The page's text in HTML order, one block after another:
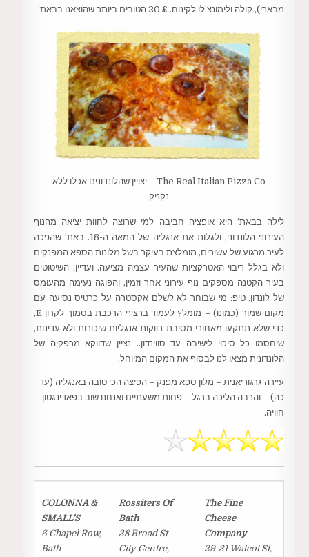
מבארי), קולה ולימונצ’לו לקינוח. £ 20 הטובים ביותר שהוצאנו בבאת’.
The Real Italian Pizza Co – יצויין שהלונדונים אכלו ללא
נקניק
לילה בבאת’ היא אופציה חביבה למי שרוצה לחוות יציאה מהנוף
העירוני הלונדוני, ולגלות את אנגליה של המאה ה-18. באת’ שהפכה
לעיר מרגוע של עשירים, מומלצת בעיקר בשל מלונות הספא המפנקים
ולא בגלל ריבוי האטרקציות שהעיר עצמה מציעה. ועדיין, השיטוטים
בעיר הקטנה מספקים נוף עירוני אחר וזמין, והפוגה נעימה מהעומס
של לונדון. טיפ: מי שבוחר לא לשלם אקסטרה על כרטיס נסיעה עם
מקום שמור (כמונו) – מומלץ לעמוד ברציף הרכבת בסמוך לקרון E,
כדי שלא תתקעו מאחורי מסיבת רווקות אנגליות שיכורות ולא עדינות,
שיחסמו כל סיכוי לישיבה עד סווינדון.. נציין שדווקא מרפקיה של
הלונדונית מצאו לנו לבסוף את המקום המיוחל.
עיירה גרגוריאנית – מלון ספא מפנק – הפיצה הכי טובה באנגליה (עד
כה) – והרבה הליכה ברגל – פחות משעתיים ואנחנו שוב בפאדינגטון.
חוויה.
The Fine
Cheese
Company
29-31 Walcot St,
Rossiters Of
Bath
38 Broad St
City Centre,
COLONNA &
SMALL’S
6 Chapel Row,
Bath‎